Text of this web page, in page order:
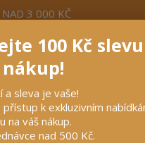
NAD 3 000 KČ
si rady? Zavolejte. +420
Vozatajství
100 Kč
a sleva je vaše!
k exkluzivním
na váš nákup.
nad 500 Kč.